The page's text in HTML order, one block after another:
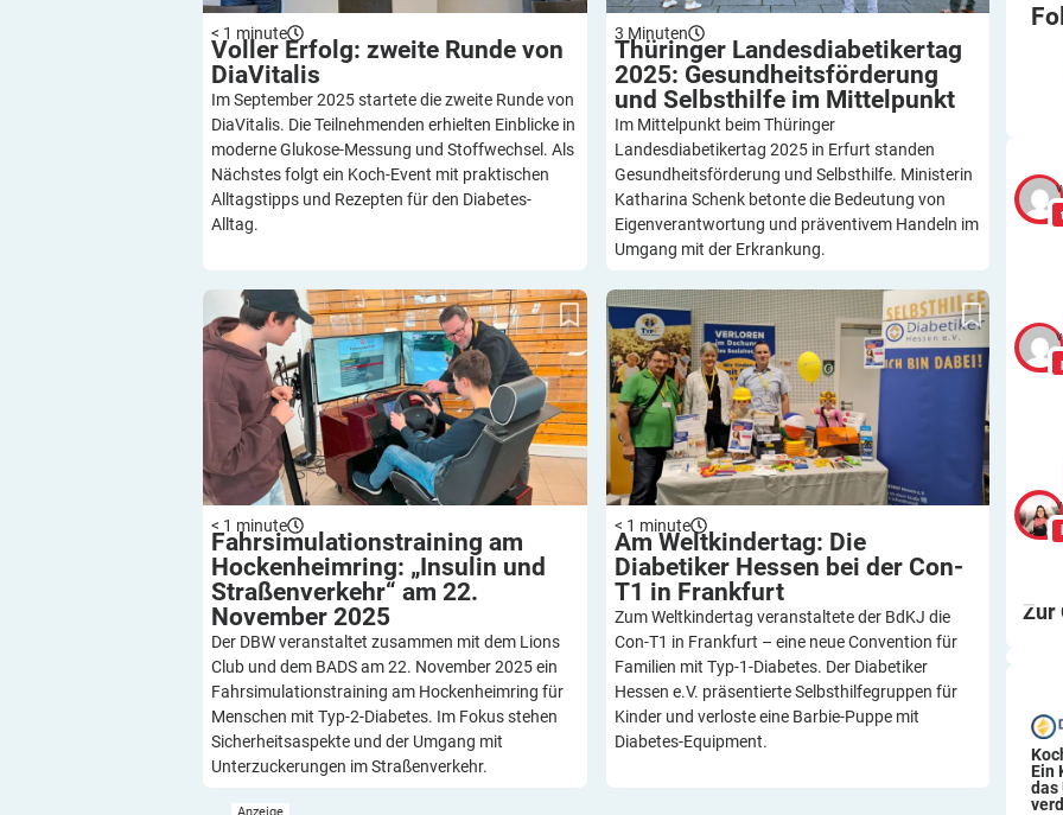
< 1 minute
Voller Erfolg: zweite Runde von
DiaVitalis
Im September 2025 startete die zweite Runde von
DiaVitalis. Die Teilnehmenden erhielten Einblicke in
moderne Glukose-Messung und Stoffwechsel. Als
Nächstes folgt ein Koch-Event mit praktischen
Alltagstipps und Rezepten für den Diabetes-
Alltag.
3 Minuten
Thüringer Landesdiabetikertag
2025: Gesundheitsförderung
und Selbsthilfe im Mittelpunkt
Im Mittelpunkt beim Thüringer
Landesdiabetikertag 2025 in Erfurt standen
Gesundheitsförderung und Selbsthilfe. Ministerin
Katharina Schenk betonte die Bedeutung von
Eigenverantwortung und präventivem Handeln im
Umgang mit der Erkrankung.
Fahrsimulationstraining am Hockenheimring:
„Insulin und Straßenverkehr“ am 22. November
2025
< 1 minute
Fahrsimulationstraining am
Hockenheimring: „Insulin und
Straßenverkehr“ am 22.
November 2025
Der DBW veranstaltet zusammen mit dem Lions
Club und dem BADS am 22. November 2025 ein
Fahrsimulationstraining am Hockenheimring für
Menschen mit Typ-2-Diabetes. Im Fokus stehen
Sicherheitsaspekte und der Umgang mit
Unterzuckerungen im Straßenverkehr.
Am Weltkindertag: Die Diabetiker Hessen bei
der Con-T1 in Frankfurt
< 1 minute
Am Weltkindertag: Die
Diabetiker Hessen bei der Con-
T1 in Frankfurt
Zum Weltkindertag veranstaltete der BdKJ die
Con-T1 in Frankfurt – eine neue Convention für
Familien mit Typ-1-Diabetes. Der Diabetiker
Hessen e.V. präsentierte Selbsthilfegruppen für
Kinder und verloste eine Barbie-Puppe mit
Diabetes-Equipment.
Zur
Ein
das